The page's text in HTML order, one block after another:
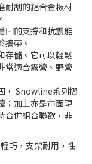
耐刮的鋁合金板材
固的支撐和抗震能
攜帶。
存儲。它可以輕鬆
常適合露營、野營
， Snowline系列摺
；加上亦是市面現
合併組合聯歡，非
巧，支架耐用，性